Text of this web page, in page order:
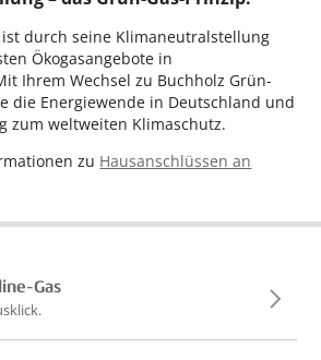
ist durch seine Klimaneutralstellung
Ökogasangebote in
Ihrem Wechsel zu Buchholz Grün-
die Energiewende in Deutschland und
zum weltweiten Klimaschutz.
zu Hausanschlüssen an
Gas